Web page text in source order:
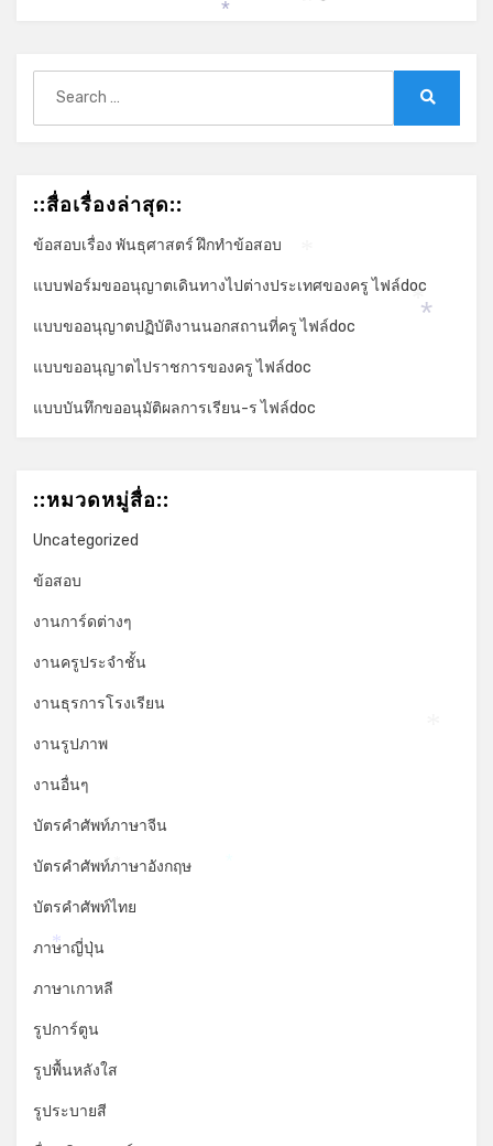
for:
::สื่อเรื่องล่าสุด::
ข้อสอบเรื่อง พันธุศาสตร์ ฝึกทำข้อสอบ
แบบฟอร์มขออนุญาตเดินทางไปต่างประเทศของครู ไฟล์doc
แบบขออนุญาตปฏิบัติงานนอกสถานที่ครู ไฟล์doc
แบบขออนุญาตไปราชการของครู ไฟล์doc
แบบบันทึกขออนุมัติผลการเรียน-ร ไฟล์doc
::หมวดหมู่สื่อ::
Uncategorized
ข้อสอบ
งานการ์ดต่างๆ
งานครูประจำชั้น
งานธุรการโรงเรียน
งานรูปภาพ
งานอื่นๆ
บัตรคำศัพท์ภาษาจีน
บัตรคำศัพท์ภาษาอังกฤษ
บัตรคำศัพท์ไทย
ภาษาญี่ปุ่น
ภาษาเกาหลี
รูปการ์ตูน
รูปพื้นหลังใส
รูประบายสี
*
*